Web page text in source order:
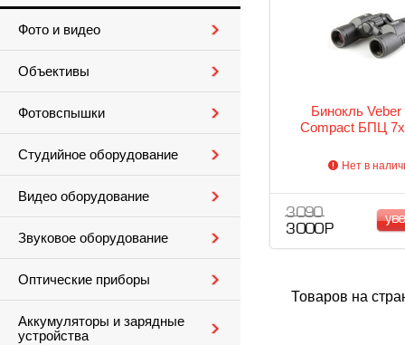
Фото и видео
Объективы
Фотовспышки
Студийное оборудование
Видео оборудование
Звуковое оборудование
Оптические приборы
Аккумуляторы и зарядные
устройства
Бинокль Veber
Compact БПЦ
Нет в
3 090
3 000 Р
Товаров на